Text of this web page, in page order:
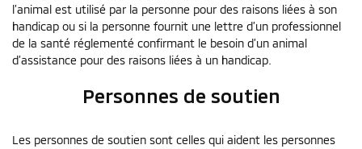
l’animal est utilisé par la personne pour des raisons liées à son
handicap ou si la personne fournit une lettre d’un professionnel
de la santé réglementé confirmant le besoin d’un animal
d’assistance pour des raisons liées à un handicap.
Personnes de soutien
Les personnes de soutien sont celles qui aident les personnes